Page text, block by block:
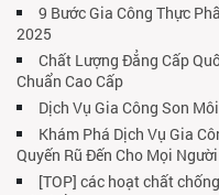
9 Bước Gia Công Thực
2025
Chất Lượng Đẳng Cấp
Chuẩn Cao Cấp
Dịch Vụ Gia Công Son
Khám Phá Dịch Vụ Gia
Quyến Rũ Đến Cho Mọi Người
[TOP] các hoạt chất